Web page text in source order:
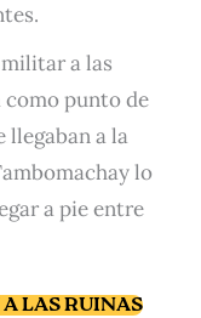
a las
como punto de
a la
lo
a pie entre
LAS RUINAS